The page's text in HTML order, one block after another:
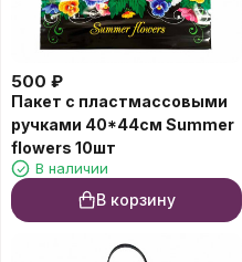
500 ₽
Пакет с пластмассовыми
ручками 40*44см Summer
flowers 10шт
В наличии
В корзину